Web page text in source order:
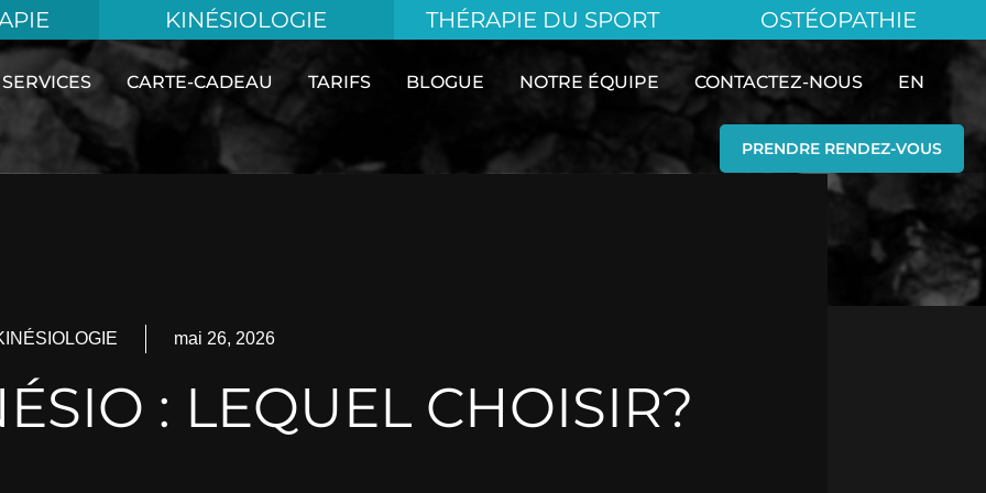
KINÉSIOLOGIE THÉRAPIE DU SPORT OSTÉOPATHIE
CARTE-CADEAU TARIFS BLOGUE NOTRE ÉQUIPE CONTACTEZ-NOUS EN
PRENDRE RENDEZ-VOUS
mai 26, 2026
: LEQUEL CHOISIR?